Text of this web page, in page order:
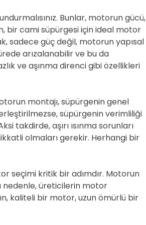
Bunlar, motorun gücü,
bir cami süpürgesi için ideal motor
sadece güç değil, motorun yapısal
arızalanabilir ve bu da
ve aşınma direnci gibi özellikleri
montajı, süpürgenin genel
süpürgenin verimliliği
takdirde, aşırı ısınma sorunları
olmaları gerekir. Herhangi bir
seçimi kritik bir adımdır. Motorun
nedenle, üreticilerin motor
kaliteli bir motor, uzun ömürlü bir